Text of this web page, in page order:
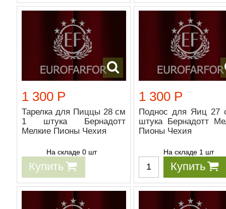
1 300 Р
Тарелка для Пиццы 28 см
1 штука Бернадотт
Мелкие Пионы Чехия
На складе 0 шт
Купить
1 300 Р
Поднос для Яиц 27
штука Бернадотт
Пионы Чехия
На складе 1 шт
Купить